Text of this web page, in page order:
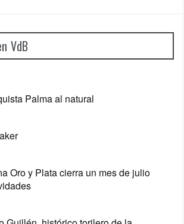
VdB
Palma al natural
Oro y Plata cierra un mes de julio